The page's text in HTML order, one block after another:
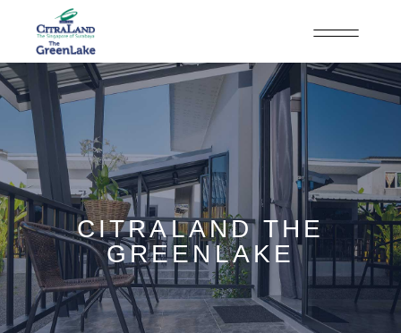
CITRALAND THE
GREENLAKE